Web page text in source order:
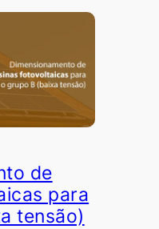
de
para
tensão)